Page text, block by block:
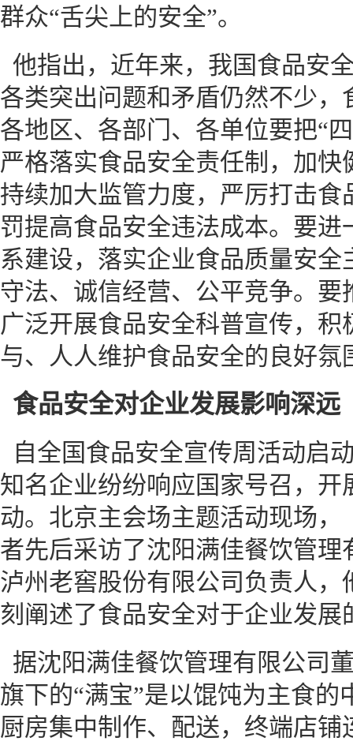
群众“舌尖上的安全”。
他指出，近年来，我国食品安
各类突出问题和矛盾仍然不少
各地区、各部门、各单位要把“
严格落实食品安全责任制，加
持续加大监管力度，严厉打击
罚提高食品安全违法成本。要
系建设，落实企业食品质量安
守法、诚信经营、公平竞争。
广泛开展食品安全科普宣传，
与、人人维护食品安全的良好氛
食品安全对企业发展影响深远
自全国食品安全宣传周活动启
知名企业纷纷响应国家号召，
动。北京主会场主题活动现场
者先后采访了沈阳满佳餐饮管
泸州老窖股份有限公司负责人
刻阐述了食品安全对于企业发展
据沈阳满佳餐饮管理有限公司
旗下的“满宝”是以馄饨为主食
厨房集中制作、配送，终端店